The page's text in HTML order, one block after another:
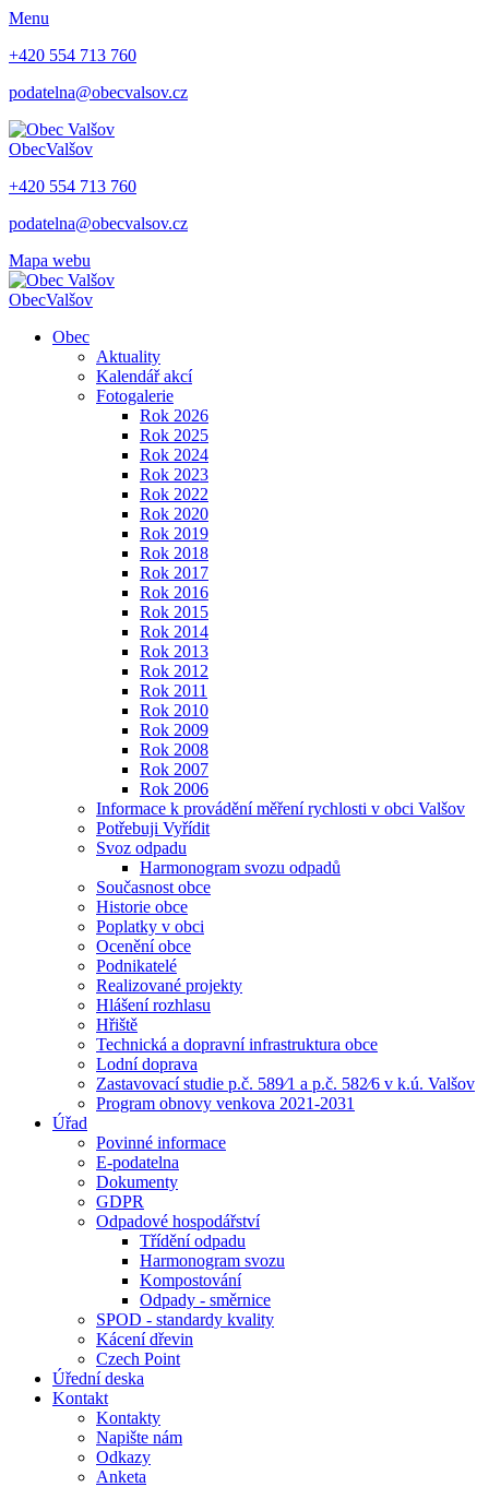
Menu
+420 554 713 760
podatelna@obecvalsov.cz
ObecValšov
+420 554 713 760
podatelna@obecvalsov.cz
Mapa webu
ObecValšov
Obec
Aktuality
Kalendář akcí
Fotogalerie
Rok 2026
Rok 2025
Rok 2024
Rok 2023
Rok 2022
Rok 2020
Rok 2019
Rok 2018
Rok 2017
Rok 2016
Rok 2015
Rok 2014
Rok 2013
Rok 2012
Rok 2011
Rok 2010
Rok 2009
Rok 2008
Rok 2007
Rok 2006
Informace k provádění měření rychlosti v obci Valšov
Potřebuji Vyřídit
Svoz odpadu
Harmonogram svozu odpadů
Současnost obce
Historie obce
Poplatky v obci
Ocenění obce
Podnikatelé
Realizované projekty
Hlášení rozhlasu
Hřiště
Technická a dopravní infrastruktura obce
Lodní doprava
Zastavovací studie p.č. 589⁄1 a p.č. 582⁄6 v k.ú. Valšov
Program obnovy venkova 2021-2031
Úřad
Povinné informace
E-podatelna
Dokumenty
GDPR
Odpadové hospodářství
Třídění odpadu
Harmonogram svozu
Kompostování
Odpady - směrnice
SPOD - standardy kvality
Kácení dřevin
Czech Point
Úřední deska
Kontakt
Kontakty
Napište nám
Odkazy
Anketa